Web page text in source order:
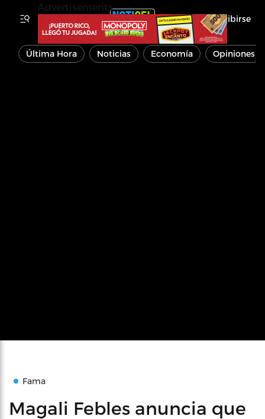
Inscribirse
Última Hora Noticias Economía Opiniones
Fama
Magali Febles anuncia que
Advertisements